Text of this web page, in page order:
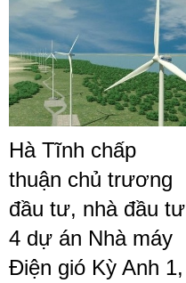
Hà Tĩnh chấp
thuận chủ trương
đầu tư, nhà đầu tư
4 dự án Nhà máy
Điện gió Kỳ Anh 1,